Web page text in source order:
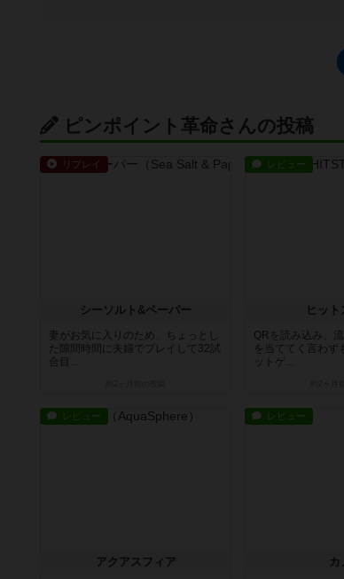
ピンポイント革命さんの投稿
リプレイ
シーソルト&ペーパー
妻がお気に入りのため、ちょっとし
た隙間時間に夫婦でプレイして32試
合目...
レビュー
ヒット
QRを読み込み、
を当ててく言わず
ットゲ...
レビュー
アクアスフィア
レビュー
カ